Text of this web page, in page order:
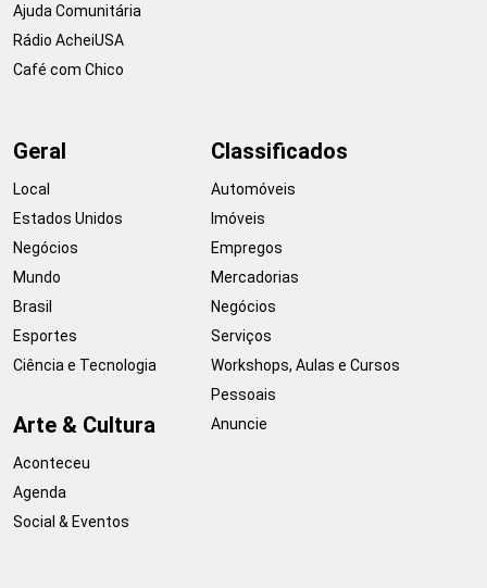
Ajuda Comunitária
Rádio AcheiUSA
Café com Chico
Geral
Local
Estados Unidos
Negócios
Mundo
Brasil
Esportes
Ciência e Tecnologia
Arte & Cultura
Aconteceu
Agenda
Social & Eventos
Classificados
Automóveis
Imóveis
Empregos
Mercadorias
Negócios
Serviços
Workshops, Aulas e Cursos
Pessoais
Anuncie